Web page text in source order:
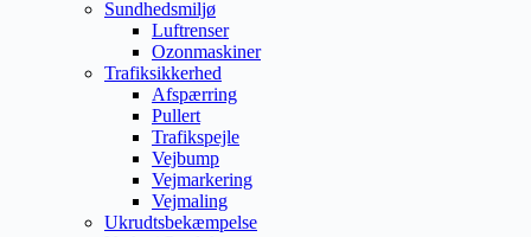
Sundhedsmiljø
Luftrenser
Ozonmaskiner
Trafiksikkerhed
Afspærring
Pullert
Trafikspejle
Vejbump
Vejmarkering
Vejmaling
Ukrudtsbekæmpelse